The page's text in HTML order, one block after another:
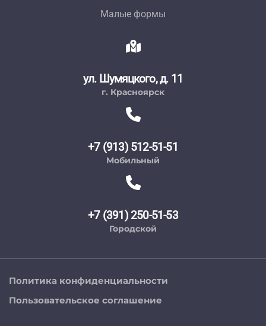
Малые формы
ул. Шумяцкого, д. 11
г. Красноярск
+7 (913) 512-51-51
Мобильный
+7 (391) 250-51-53
Городской
Политика конфиденциальности
Пользовательское соглашение